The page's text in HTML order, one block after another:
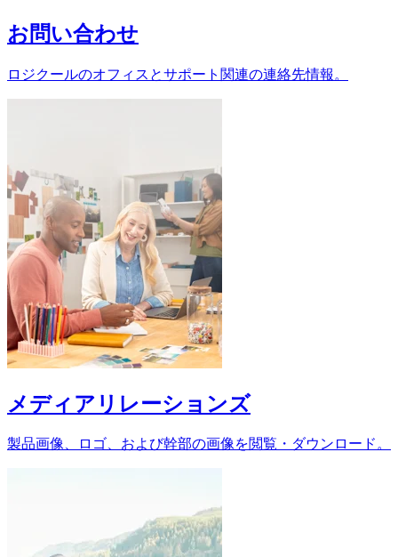
お問い合わせ
ロジクールのオフィスとサポート関連の連絡先情報。
メディアリレーションズ
製品画像、ロゴ、および幹部の画像を閲覧・ダウンロード。